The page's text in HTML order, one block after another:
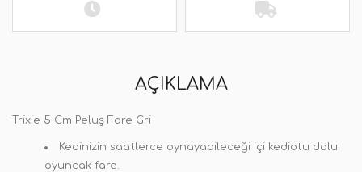
AÇIKLAMA
Trixie 5 Cm Peluş Fare Gri
Kedinizin saatlerce oynayabileceği içi kediotu dolu
oyuncak fare.